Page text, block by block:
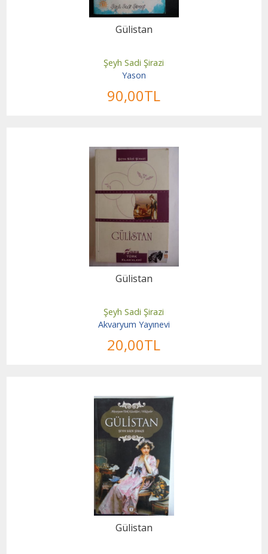
Gülistan
Şeyh Sadi Şirazi
Yason
90,00TL
Gülistan
Şeyh Sadi Şirazi
Akvaryum Yayınevi
20,00TL
Gülistan